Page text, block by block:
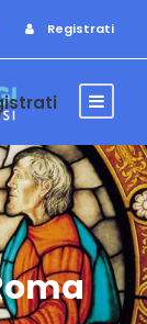
Registrati